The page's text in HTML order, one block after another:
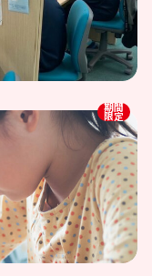
期間
限定